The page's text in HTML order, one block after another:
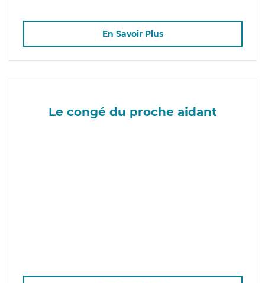
En Savoir Plus
Le congé du proche aidant